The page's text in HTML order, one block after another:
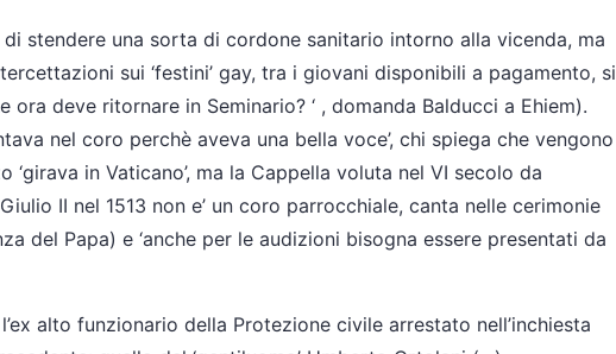
stendere una sorta di cordone sanitario intorno alla vicenda, ma
sui ‘festini’ gay, tra i giovani disponibili a pagamento, si
ora deve ritornare in Seminario? ‘ , domanda Balducci a Ehiem).
nel coro perchè aveva una bella voce’, chi spiega che vengono
‘girava in Vaticano’, ma la Cappella voluta nel VI secolo da
II nel 1513 non e’ un coro parrocchiale, canta nelle cerimonie
del Papa) e ‘anche per le audizioni bisogna essere presentati da
alto funzionario della Protezione civile arrestato nell’inchiesta